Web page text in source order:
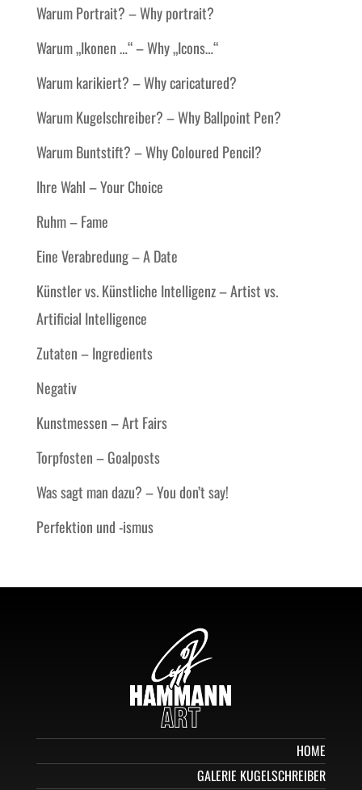
Warum Portrait? – Why portrait?
Warum „Ikonen …“ – Why „Icons…“
Warum karikiert? – Why caricatured?
Warum Kugelschreiber? – Why Ballpoint Pen?
Warum Buntstift? – Why Coloured Pencil?
Ihre Wahl – Your Choice
Ruhm – Fame
Eine Verabredung – A Date
Künstler vs. Künstliche Intelligenz – Artist vs.
Artificial Intelligence
Zutaten – Ingredients
Negativ
Kunstmessen – Art Fairs
Torpfosten – Goalposts
Was sagt man dazu? – You don’t say!
Perfektion und -ismus
HOME
GALERIE KUGELSCHREIBER